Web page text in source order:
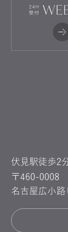
伏見駅徒歩2
〒460-0008
名古屋広小路